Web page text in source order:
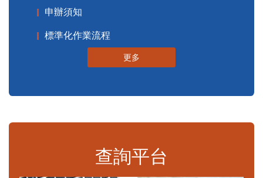
申辦須知
標準化作業流程
更多
查詢平台